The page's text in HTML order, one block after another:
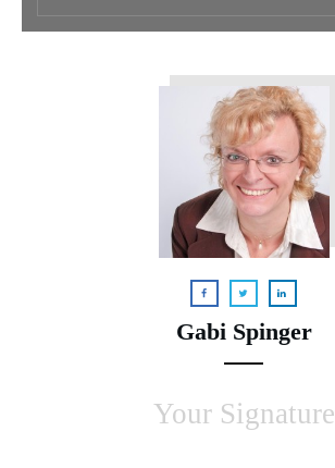
Gabi Spinger
Your Signature